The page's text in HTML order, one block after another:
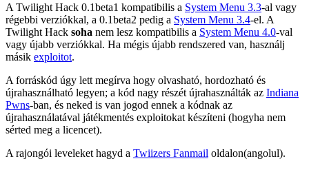
A Twilight Hack 0.1beta1 kompatibilis a System Menu 3.3-al vagy
régebbi verziókkal, a 0.1beta2 pedig a System Menu 3.4-el. A
Twilight Hack soha nem lesz kompatibilis a System Menu 4.0-val
vagy újabb verziókkal. Ha mégis újabb rendszered van, használj
másik exploitot.
A forráskód úgy lett megírva hogy olvasható, hordozható és
újrahasználható legyen; a kód nagy részét újrahasználták az Indiana
Pwns-ban, és neked is van jogod ennek a kódnak az
újrahasználatával játékmentés exploitokat készíteni (hogyha nem
sérted meg a licencet).
A rajongói leveleket hagyd a Twiizers Fanmail oldalon(angolul).